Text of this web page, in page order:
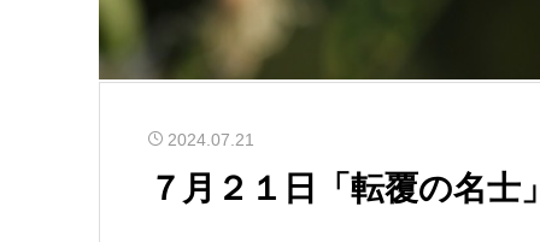
2024.07.21
７月２１日「転覆の名士